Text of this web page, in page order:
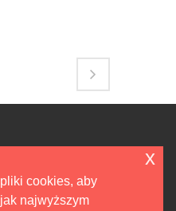
cookies, aby
najwyższym
x